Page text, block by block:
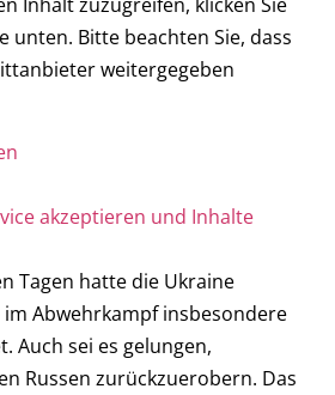
Inhalt zuzugreifen, klicken Sie
unten. Bitte beachten Sie, dass
weitergegeben
akzeptieren und Inhalte
Tagen hatte die Ukraine
Abwehrkampf insbesondere
Auch sei es gelungen,
Russen zurückzuerobern. Das